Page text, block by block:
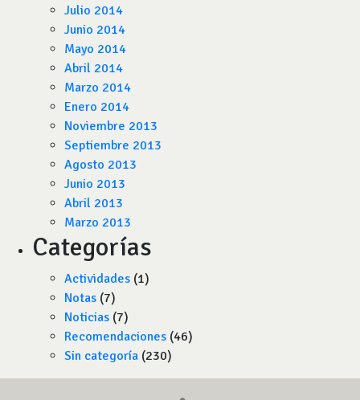
Julio 2014
Junio 2014
Mayo 2014
Abril 2014
Marzo 2014
Enero 2014
Noviembre 2013
Septiembre 2013
Agosto 2013
Junio 2013
Abril 2013
Marzo 2013
Categorías
Actividades (1)
Notas (7)
Noticias (7)
Recomendaciones (46)
Sin categoría (230)